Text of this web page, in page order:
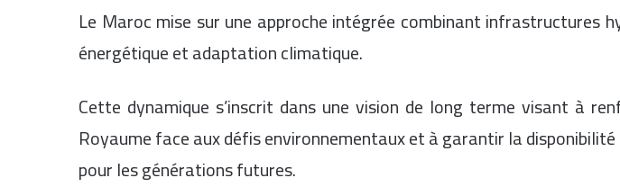
Le Maroc mise sur une approche intégrée combinant infrastructures
énergétique et adaptation climatique.
Cette dynamique s’inscrit dans une vision de long terme visant à
Royaume face aux défis environnementaux et à garantir la disponibilité
pour les générations futures.